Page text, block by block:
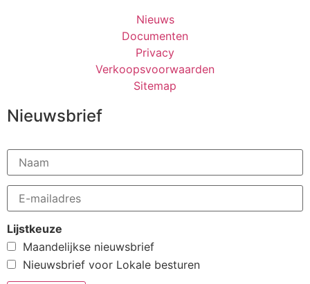
Nieuws
Documenten
Privacy
Verkoopsvoorwaarden
Sitemap
Nieuwsbrief
Lijstkeuze
Maandelijkse nieuwsbrief
Nieuwsbrief voor Lokale besturen